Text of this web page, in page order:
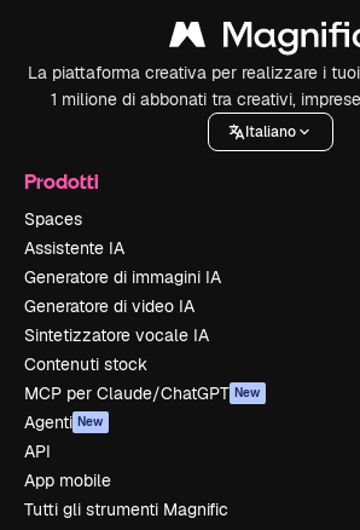
La piattaforma creativa per realizzare i
1 milione di abbonati tra creativi,
Italiano
Prodotti
Spaces
Assistente IA
Generatore di immagini IA
Generatore di video IA
Sintetizzatore vocale IA
Contenuti stock
MCP per Claude/ChatGPT New
Agenti New
API
App mobile
Tutti gli strumenti Magnific